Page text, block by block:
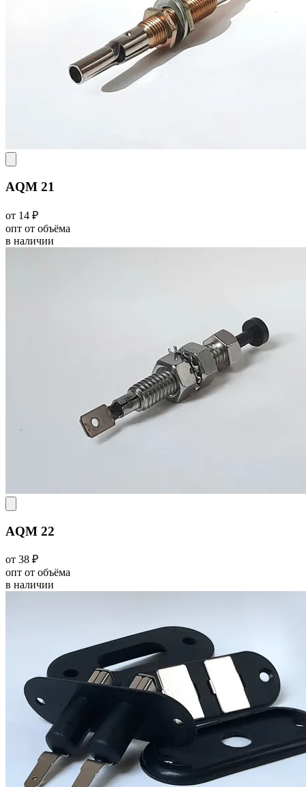
AQM 21
от 14 ₽
опт от объёма
в наличии
AQM 22
от 38 ₽
опт от объёма
в наличии